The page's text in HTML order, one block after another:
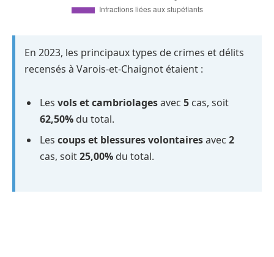
En 2023, les principaux types de crimes et délits
recensés à Varois-et-Chaignot étaient :
Les vols et cambriolagesavec 5 cas, soit
62,50% du total.
Les coups et blessures volontairesavec 2
cas, soit25,00% du total.